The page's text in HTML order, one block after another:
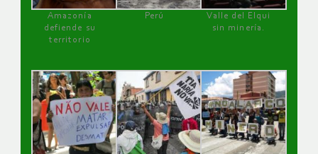
Amazonía
defiende su
territorio
Perú
Valle del Elqui
sin minería.